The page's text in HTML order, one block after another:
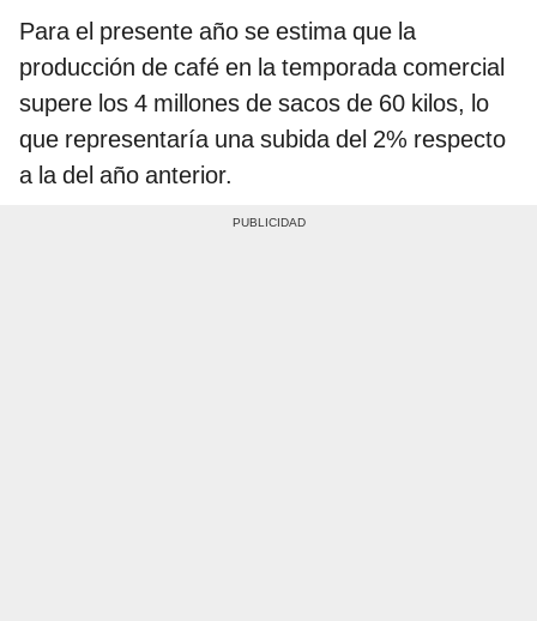
Para el presente año se estima que la
producción de café en la temporada comercial
supere los 4 millones de sacos de 60 kilos, lo
que representaría una subida del 2% respecto
a la del año anterior.